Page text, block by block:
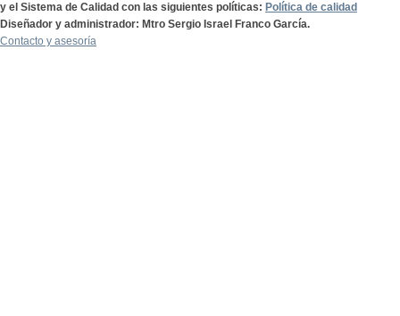
y el Sistema de Calidad con las siguientes políticas: Política de calidad
Diseñador y administrador: Mtro Sergio Israel Franco García.
Contacto y asesoría